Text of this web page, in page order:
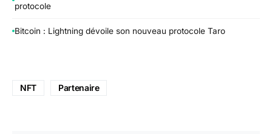
protocole
Bitcoin : Lightning dévoile son nouveau protocole Taro
NFT Partenaire